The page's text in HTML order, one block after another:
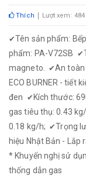
Thích Lượt xem: 484
✔Tên sản phẩm:
phẩm: PA-V72SB ✔
magneto. ✔An toàn
ECO BURNER - tiết
đen ✔ Kích thước:
gas tiêu thụ: 0.43
0.18 kg/h; ✔Trọng
hiệu Nhật Bản - Lắp
* Khuyến nghị sử
thống dẫn gas